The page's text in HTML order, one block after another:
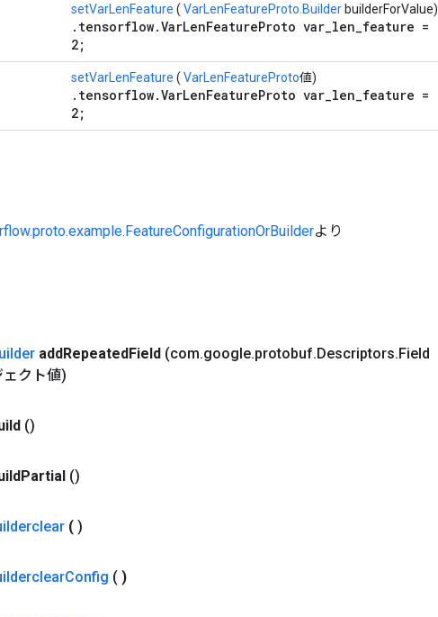
setVarLenFeature ( VarLenFeatureProto.Builder builderForValue)
.tensorflow.VarLenFeatureProto var_len_feature =
2;
setVarLenFeature ( VarLenFeatureProto値)
.tensorflow.VarLenFeatureProto var_len_feature =
2;
より
addRepeatedField (com.google.protobuf.Descriptors.Field
クト値)
()
Partial ()
( )
Config ( )